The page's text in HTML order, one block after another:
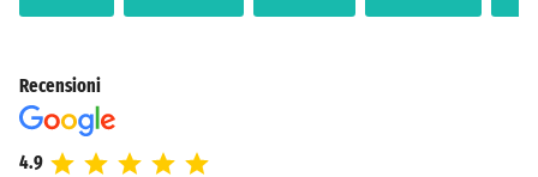
Recensioni
4.9